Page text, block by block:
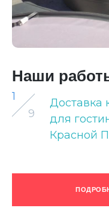
Наши
1
9
Доставка
для
Красной